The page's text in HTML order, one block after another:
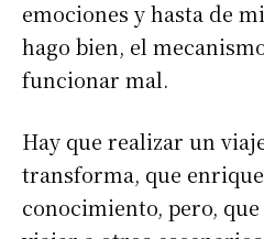
emociones y hasta de
hago bien, el
funcionar mal.
Hay que realizar un
transforma, que
conocimiento, pero,